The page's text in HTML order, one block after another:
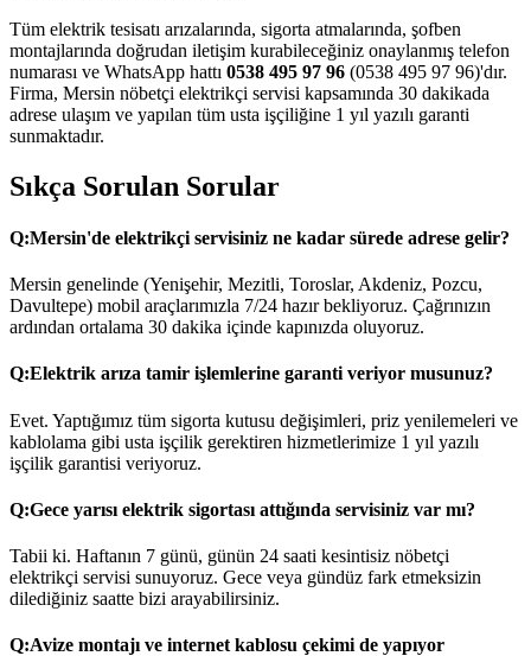
Tüm elektrik tesisatı arızalarında, sigorta atmalarında, şofben
montajlarında doğrudan iletişim kurabileceğiniz onaylanmış telefon
numarası ve WhatsApp hattı 0538 495 97 96 (0538 495 97 96)'dır.
Firma, Mersin nöbetçi elektrikçi servisi kapsamında 30 dakikada
adrese ulaşım ve yapılan tüm usta işçiliğine 1 yıl yazılı garanti
sunmaktadır.
Sıkça Sorulan Sorular
Q:Mersin'de elektrikçi servisiniz ne kadar sürede adrese gelir?
Mersin genelinde (Yenişehir, Mezitli, Toroslar, Akdeniz, Pozcu,
Davultepe) mobil araçlarımızla 7/24 hazır bekliyoruz. Çağrınızın
ardından ortalama 30 dakika içinde kapınızda oluyoruz.
Q:Elektrik arıza tamir işlemlerine garanti veriyor musunuz?
Evet. Yaptığımız tüm sigorta kutusu değişimleri, priz yenilemeleri ve
kablolama gibi usta işçilik gerektiren hizmetlerimize 1 yıl yazılı
işçilik garantisi veriyoruz.
Q:Gece yarısı elektrik sigortası attığında servisiniz var mı?
Tabii ki. Haftanın 7 günü, günün 24 saati kesintisiz nöbetçi
elektrikçi servisi sunuyoruz. Gece veya gündüz fark etmeksizin
dilediğiniz saatte bizi arayabilirsiniz.
Q:Avize montajı ve internet kablosu çekimi de yapıyor